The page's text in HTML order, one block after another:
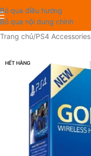
Bỏ qua điều hướng
Bỏ qua nội dung chính
Trang chủ/PS4 Accessories
HẾT HÀNG